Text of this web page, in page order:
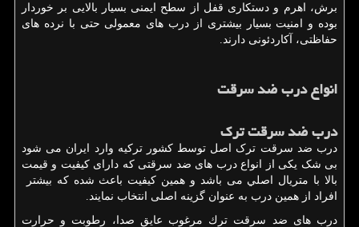
برش، اهرم و دستکاری قفل از سطح ایمنی بسیار بالایی بر خوردار
بوده و امنیت بسیار بیشتری از درب های معمولی حتی با نرده های
حفاظتی، آکاردئونی دارند.
انواع درب ضد سرقت
درب ضد سرقت ترک
درب ضد سرقت ترک اصل توسط کشور ترکیه وارد ايران می شود
بی شک یکی از انواع درب های ضد سرقتی که دارای کیفیت و قیمت
بالا با متریال اصلي می باشد و همین کیفیت باعث شده كه بيشتر
افراد از همین درب به عنوان گزینه اصلی انتخاب نمایند.
درب های ضد سرقت ترك مرغوب عایق صدا، رطوبت و حرارت